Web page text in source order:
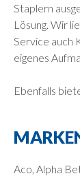
Staplern
Lösung. Wir
Service auch
eigenes
Ebenfalls
Aco, Alpha